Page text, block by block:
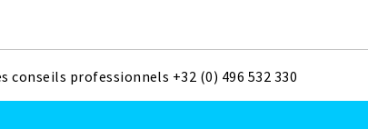
conseils professionnels +32 (0) 496 532 330